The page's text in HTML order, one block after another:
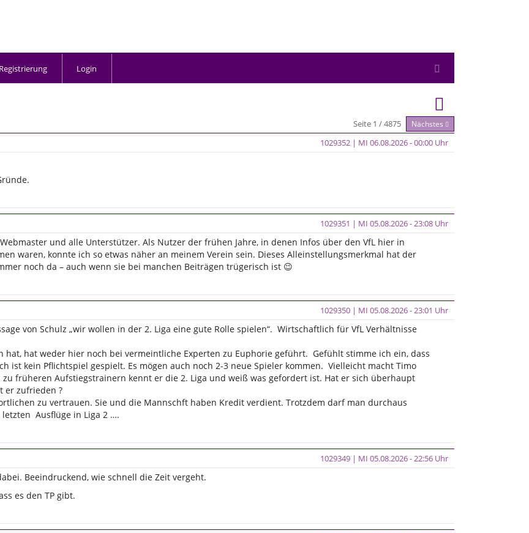
Registrierung Login
Seite 1 / 4875 Nächstes
1029352 | MI 06.08.2026 - 00:00 Uhr
1029351 | MI 05.08.2026 - 23:08 Uhr
und alle Unterstützer. Als Nutzer der frühen Jahre, in denen Infos über den VfL hier in
waren, konnte ich so etwas näher an meinem Verein sein. Dieses Alleinstellungsmerkmal hat der
noch da – auch wenn sie bei manchen Beiträgen trügerisch ist 😉
1029350 | MI 05.08.2026 - 23:01 Uhr
von Schulz „wir wollen in der 2. Liga eine gute Rolle spielen“. Wirtschaftlich für VfL Verhältnisse
hat, hat weder hier noch bei vermeintliche Experten zu Euphorie geführt. Gefühlt stimme ich ein, dass
ist kein Pflichtspiel gespielt. Es mögen auch noch 2-3 neue Spieler kommen. Vielleicht macht Timo
früheren Aufstiegstrainern kennt er die 2. Liga und weiß was gefordert ist. Hat er sich überhaupt
er zufrieden ?
zu vertrauen. Sie und die Mannschft haben Kredit verdient. Trotzdem darf man durchaus
Ausflüge in Liga 2 ….
1029349 | MI 05.08.2026 - 22:56 Uhr
Beeindruckend, wie schnell die Zeit vergeht.
es den TP gibt.